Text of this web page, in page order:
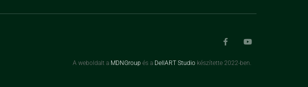
A weboldalt a MDNGroup és a DellART Studio készítette 2022-ben.